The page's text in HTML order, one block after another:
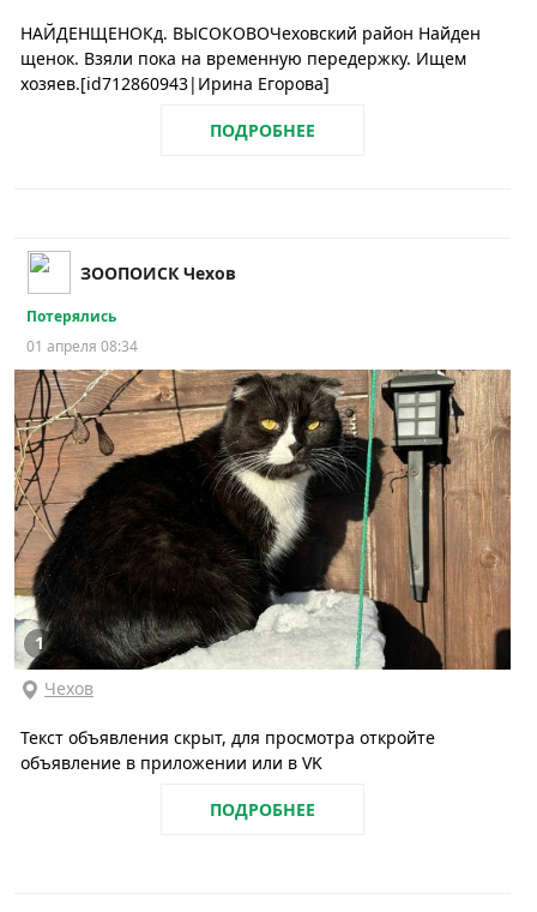
НАЙДЕНЩЕНОКд. ВЫСОКОВОЧеховский район Найден
щенок. Взяли пока на временную передержку. Ищем
хозяев.[id712860943|Ирина Егорова]
ПОДРОБНЕЕ
ЗООПОИСК Чехов
Потерялись
01 апреля 08:34
1
Чехов
Текст объявления скрыт, для просмотра откройте
объявление в приложении или в VK
ПОДРОБНЕЕ